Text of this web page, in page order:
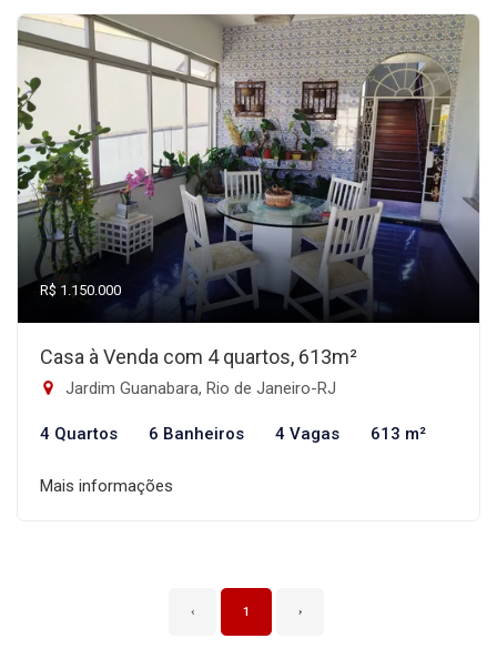
R$ 1.150.000
Casa à Venda com 4 quartos, 613m²
Jardim Guanabara, Rio de Janeiro-RJ
4 Quartos 6 Banheiros 4 Vagas 613 m²
Mais informações
‹ 1 ›